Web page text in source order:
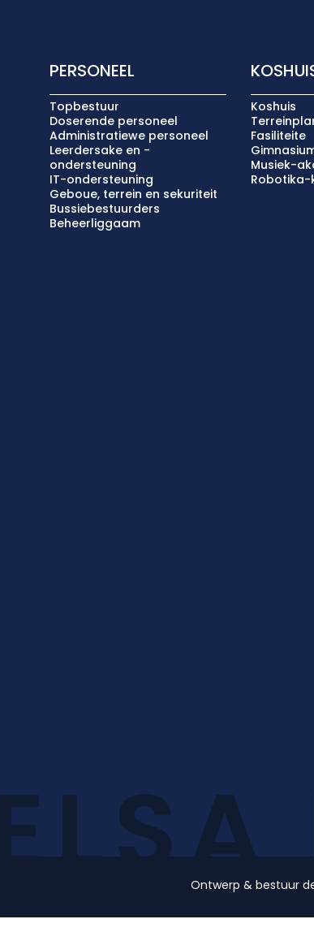
PERSONEEL
Topbestuur
Doserende personeel
Administratiewe personeel
Leerdersake en -
ondersteuning
IT-ondersteuning
Geboue, terrein en sekuriteit
Bussiebestuurders
Beheerliggaam
Koshuis
Fasiliteite
Musiek-
Robotika-
Ontwerp & bestuur